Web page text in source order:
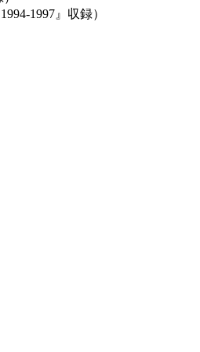
1997』収録）